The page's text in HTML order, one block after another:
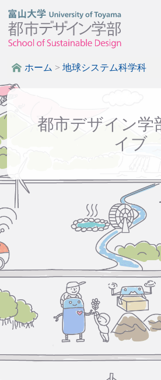
ホーム > 地球システム科学科
都市デザイン学
イブ